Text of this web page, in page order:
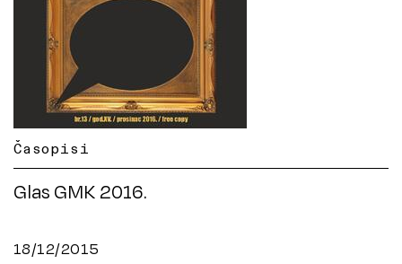
Časopisi
Glas GMK 2016.
18/12/2015